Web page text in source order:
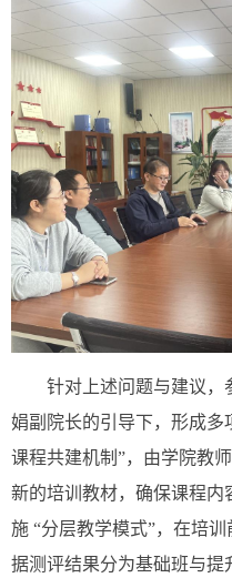
针对上述问题与建议，
娟副院长的引导下，形成多
课程共建机制”，由学院教
新的培训教材，确保课程内
施 “分层教学模式”，在培
据测评结果分为基础班与提